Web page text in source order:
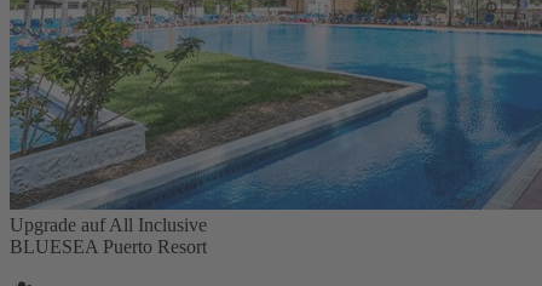
Upgrade auf All Inclusive
BLUESEA Puerto Resort